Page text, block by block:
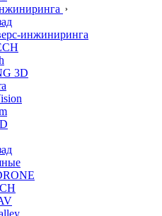
инжиниринга
3D